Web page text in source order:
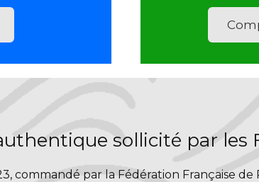
sollicité par les
commandé par la Fédération Française de